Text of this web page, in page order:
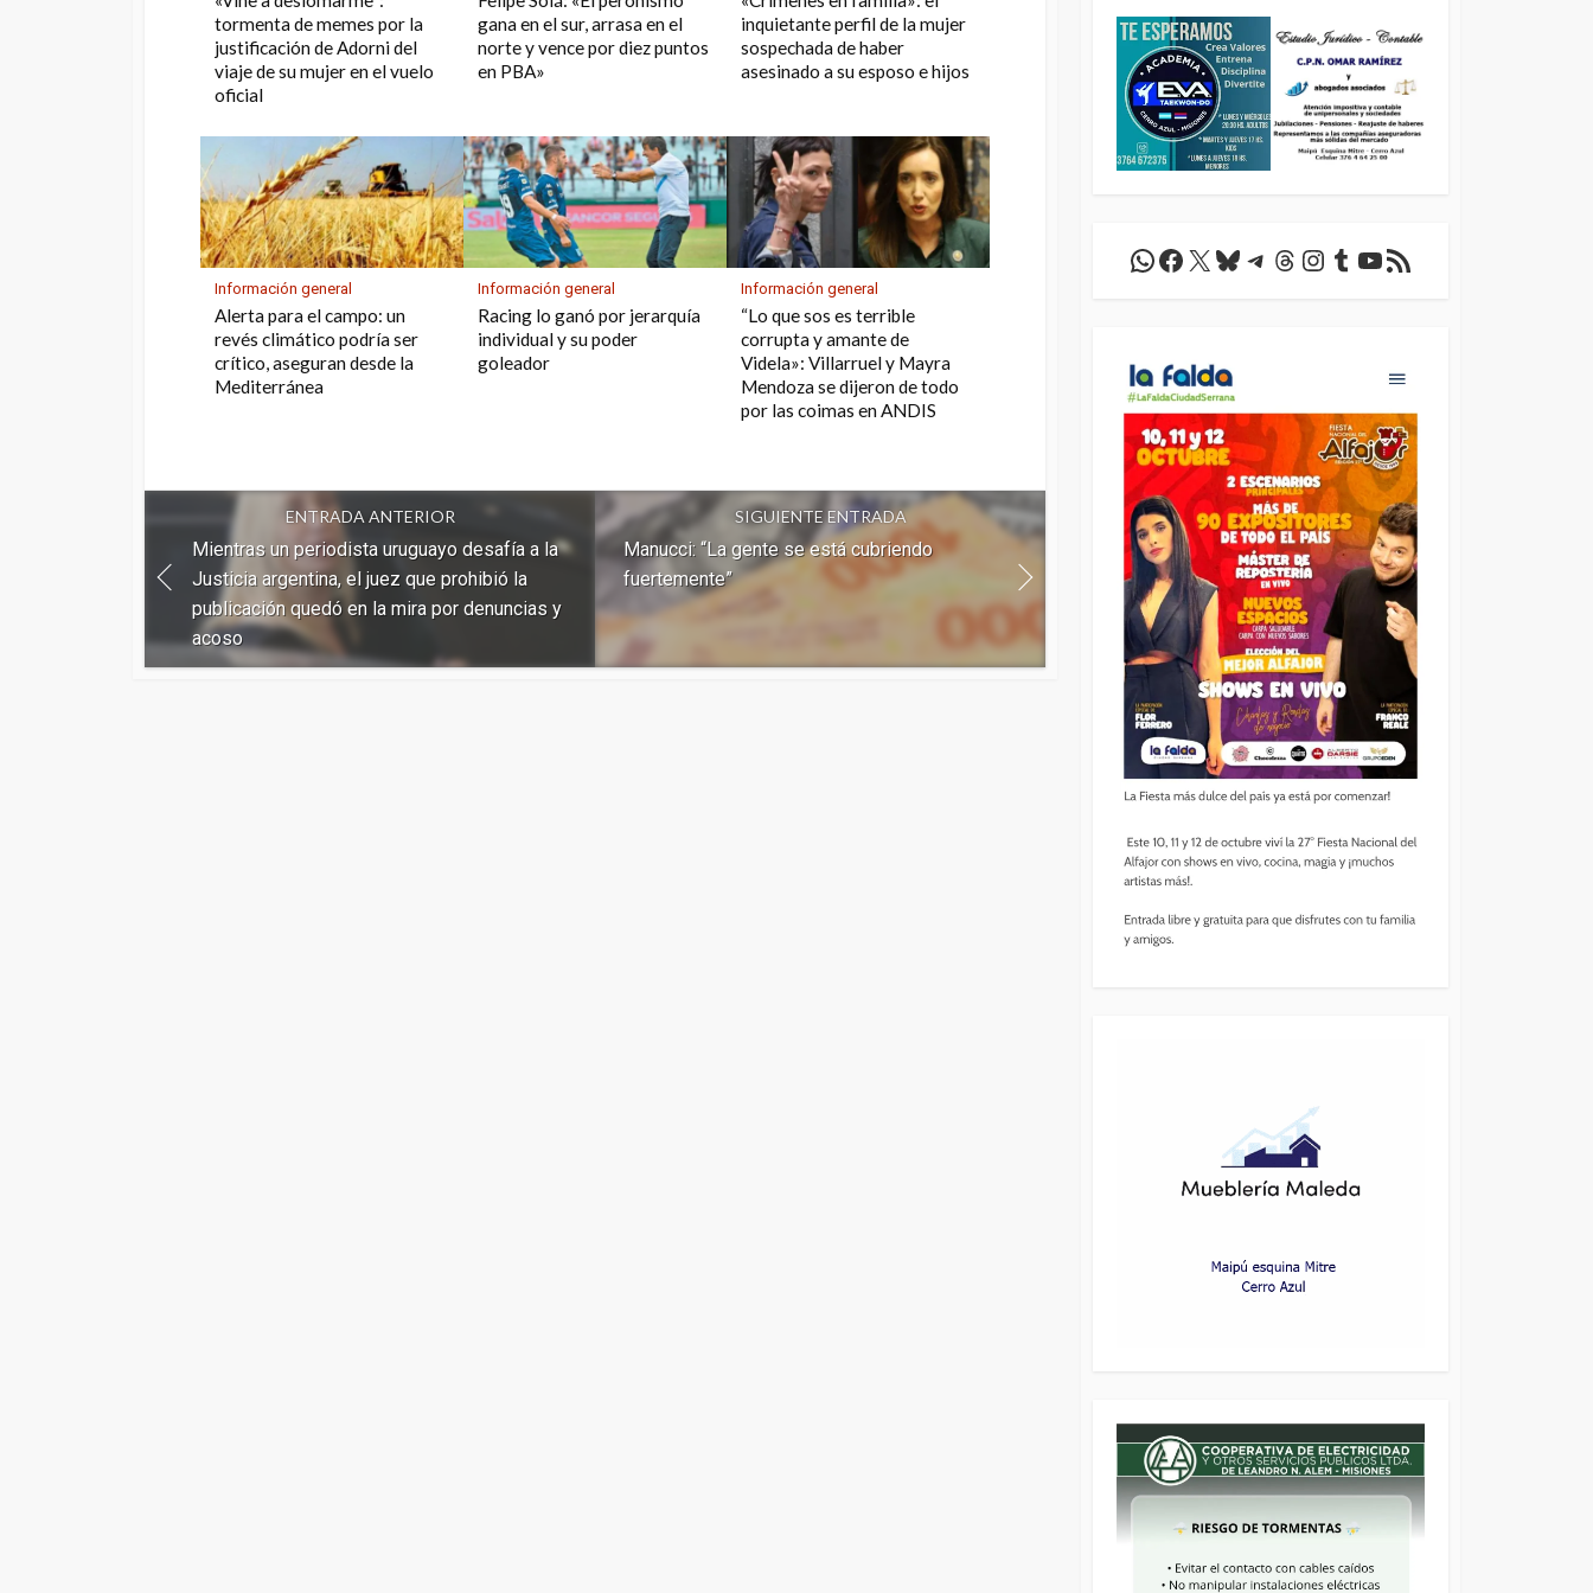
tormenta de memes por la
justificación de Adorni del
viaje de su mujer en el vuelo
oficial
gana en el sur, arrasa en el
norte y vence por diez puntos
en PBA»
inquietante perfil de la mujer
sospechada de haber
asesinado a su esposo e hijos
Información general
Alerta para el campo: un
revés climático podría ser
crítico, aseguran desde la
Mediterránea
Información general
Racing lo ganó por jerarquía
individual y su poder
goleador
Información general
“Lo que sos es terrible
corrupta y amante de
Videla»: Villarruel y Mayra
Mendoza se dijeron de todo
por las coimas en ANDIS
ENTRADA ANTERIOR
Mientras un periodista uruguayo desafía a la
Justicia argentina, el juez que prohibió la
publicación quedó en la mira por denuncias y
acoso
SIGUIENTE ENTRADA
Manucci: “La gente se está cubriendo
fuertemente”
WhatsApp
Facebook
X Bluesky
Telegram
Threads
Instagram
Tumblr
YouTube
Feed RSS